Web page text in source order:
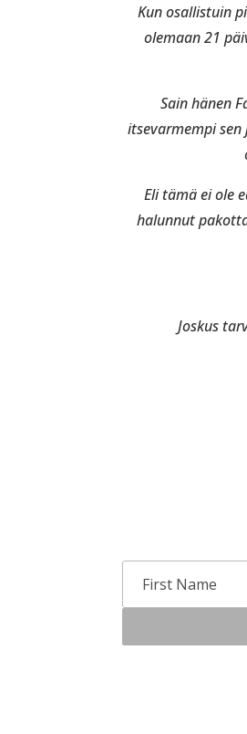
Kun osallistuin
olemaan 21
Sain hänen
itsevarmempi
Eli tämä ei ole
halunnut
Joskus